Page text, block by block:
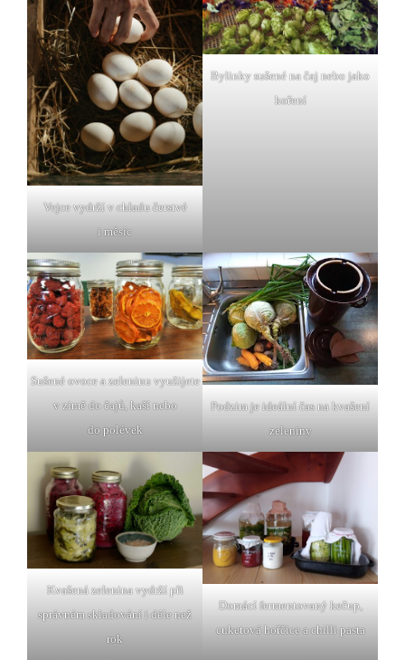
Vejce vydrží v chladu čerstvé
i měsíc
Bylinky sušené na čaj nebo jako
koření
Sušené ovoce a zeleninu využijete
v zimě do čajů, kaší nebo
do polévek
Podzim je ideální čas na kvašení
zeleniny
Kvašená zelenina vydrží při
správném skladování i déle než
rok
Domácí fermentovaný kečup,
cuketová hořčice a chilli pasta